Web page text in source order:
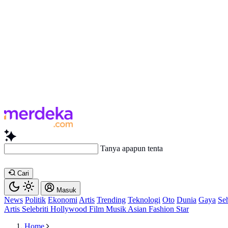
Tanya apapun tentang artikel ini...
Cari
Masuk
News Politik Ekonomi Artis Trending Teknologi Oto Dunia Gaya
Artis Selebriti Hollywood Film Musik Asian Fashion Star
Home